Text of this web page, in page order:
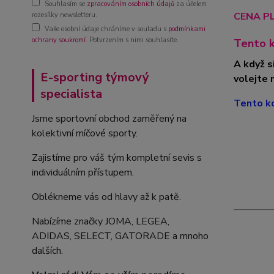
Souhlasím se zpracováním osobních údajů za účelem
rozesílky newsletteru.
Vaše osobní údaje chráníme v souladu s podmínkami
ochrany soukromí. Potvrzením s nimi souhlasíte.
E-sporting týmový
specialista
Jsme sportovní obchod zaměřený na
kolektivní míčové sporty.
Zajistíme pro váš tým kompletní sevis s
individuálním přístupem.
Oblékneme vás od hlavy až k patě.
Nabízíme značky JOMA, LEGEA,
ADIDAS, SELECT, GATORADE a mnoho
dalších.
CENA
Tento
A když
volejte
Tento